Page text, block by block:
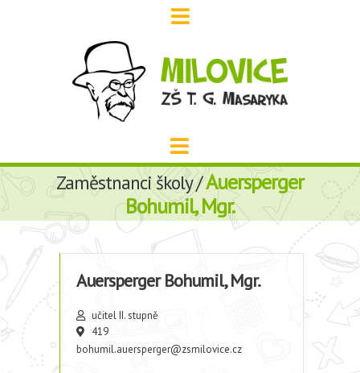
Zaměstnanci školy /Auersperger
Bohumil, Mgr.
Auersperger Bohumil, Mgr.
učitel II. stupně
419
bohumil.auersperger@zsmilovice.cz